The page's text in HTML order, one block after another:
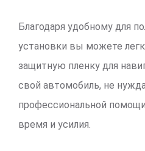
Благодаря удобному для
установки вы можете
защитную пленку для
свой автомобиль, не
профессиональной
время и усилия.